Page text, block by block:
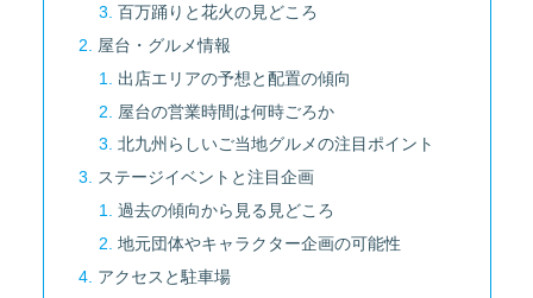
百万踊りと花火の見どころ
屋台・グルメ情報
出店エリアの予想と配置の傾向
屋台の営業時間は何時ごろか
北九州らしいご当地グルメの注目ポイント
ステージイベントと注目企画
過去の傾向から見る見どころ
地元団体やキャラクター企画の可能性
アクセスと駐車場